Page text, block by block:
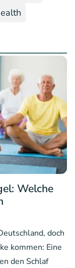
Welche
doch
kommen: Eine
den Schlaf